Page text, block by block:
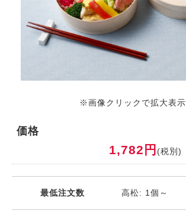
※画像クリックで拡大表示
価格
1,782円 (税別)
最低注文数 高松: 1個～